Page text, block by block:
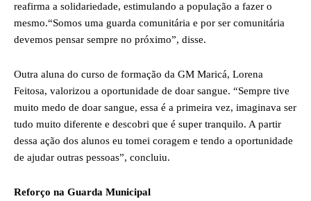
reafirma a solidariedade, estimulando a população a fazer o
mesmo.“Somos uma guarda comunitária e por ser comunitária
devemos pensar sempre no próximo”, disse.
Outra aluna do curso de formação da GM Maricá, Lorena
Feitosa, valorizou a oportunidade de doar sangue. “Sempre tive
muito medo de doar sangue, essa é a primeira vez, imaginava ser
tudo muito diferente e descobri que é super tranquilo. A partir
dessa ação dos alunos eu tomei coragem e tendo a oportunidade
de ajudar outras pessoas”, concluiu.
Reforço na Guarda Municipal